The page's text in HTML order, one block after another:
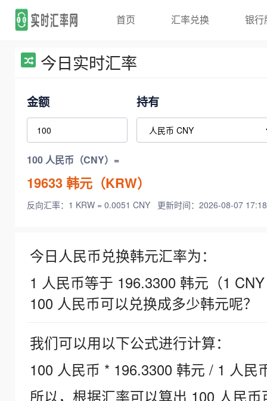
首页 汇率兑换 银行
今日实时汇率
金额 持有
100 人民币（CNY）=
19633韩元（KRW）
反向汇率：1 KRW = 0.0051 CNY 更新时间：2026-08-07
今日人民币兑换韩元汇率为：
1 人民币等于 196.3300 韩元（1
100 人民币可以兑换成多少韩元呢？
我们可以用以下公式进行计算：
100 人民币 * 196.3300 韩元 / 1 人民
所以，根据汇率可以算出 100 人民